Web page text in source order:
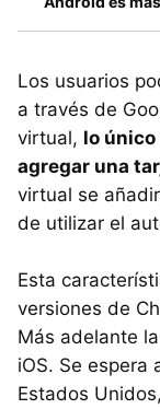
Los usuarios
a través de
virtual, lo
agregar una
virtual se
de utilizar el
Esta
versiones de
Más adelante
iOS. Se espera
Estados